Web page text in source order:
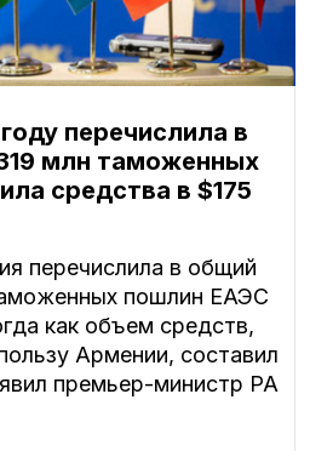
перечислила в
млн таможенных
средства в $175
перечислила в общий
пошлин ЕАЭС
как объем средств,
Армении, составил
премьер-министр РА